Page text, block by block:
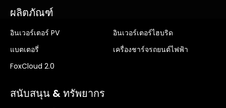
ผลิตภัณฑ์
อินเวอร์เตอร์ PV
อินเวอร์เตอร์ไฮบริด
แบตเตอรี่
เครื่องชาร์จรถยนต์ไฟฟ้า
FoxCloud 2.0
สนับสนุน & ทรัพยากร